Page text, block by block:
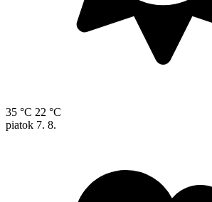
35 °C 22 °C
piatok 7. 8.